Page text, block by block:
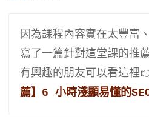
因為課程內容實在太豐富
寫了一篇針對這堂課的推
有興趣的朋友可以看這裡
薦】6 小時淺顯易懂的